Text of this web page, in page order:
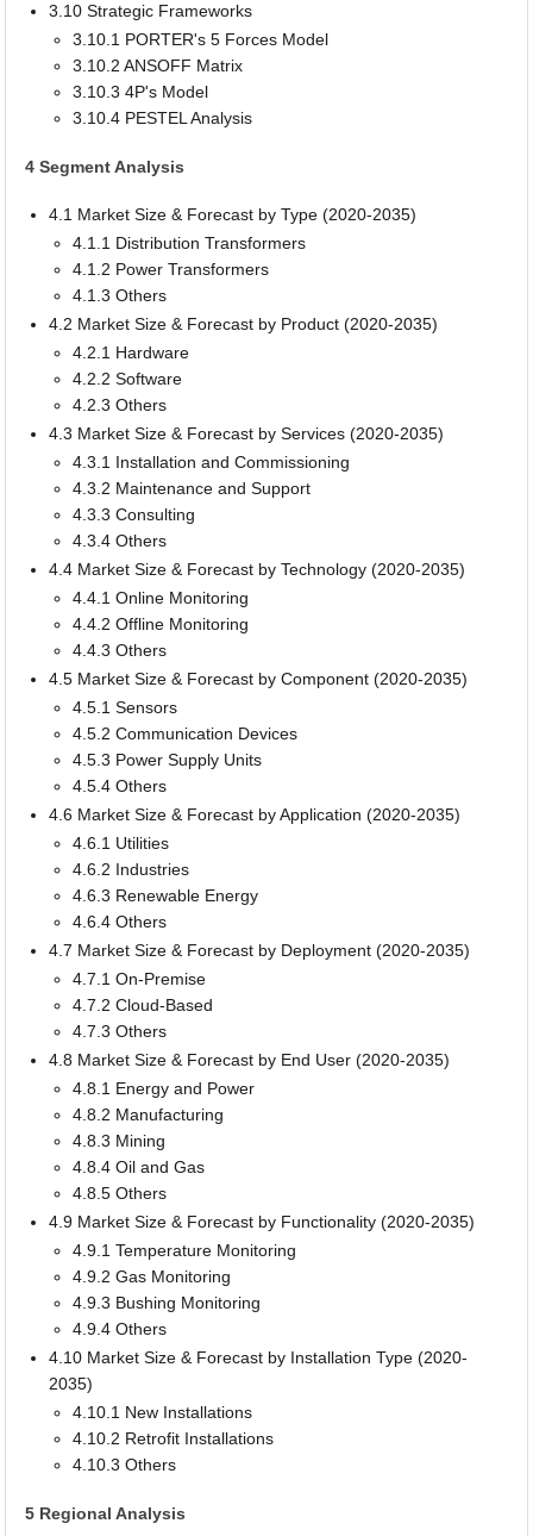
3.10 Strategic Frameworks
3.10.1 PORTER's 5 Forces Model
3.10.2 ANSOFF Matrix
3.10.3 4P's Model
3.10.4 PESTEL Analysis
4 Segment Analysis
4.1 Market Size & Forecast by Type (2020-2035)
4.1.1 Distribution Transformers
4.1.2 Power Transformers
4.1.3 Others
4.2 Market Size & Forecast by Product (2020-2035)
4.2.1 Hardware
4.2.2 Software
4.2.3 Others
4.3 Market Size & Forecast by Services (2020-2035)
4.3.1 Installation and Commissioning
4.3.2 Maintenance and Support
4.3.3 Consulting
4.3.4 Others
4.4 Market Size & Forecast by Technology (2020-2035)
4.4.1 Online Monitoring
4.4.2 Offline Monitoring
4.4.3 Others
4.5 Market Size & Forecast by Component (2020-2035)
4.5.1 Sensors
4.5.2 Communication Devices
4.5.3 Power Supply Units
4.5.4 Others
4.6 Market Size & Forecast by Application (2020-2035)
4.6.1 Utilities
4.6.2 Industries
4.6.3 Renewable Energy
4.6.4 Others
4.7 Market Size & Forecast by Deployment (2020-2035)
4.7.1 On-Premise
4.7.2 Cloud-Based
4.7.3 Others
4.8 Market Size & Forecast by End User (2020-2035)
4.8.1 Energy and Power
4.8.2 Manufacturing
4.8.3 Mining
4.8.4 Oil and Gas
4.8.5 Others
4.9 Market Size & Forecast by Functionality (2020-2035)
4.9.1 Temperature Monitoring
4.9.2 Gas Monitoring
4.9.3 Bushing Monitoring
4.9.4 Others
4.10 Market Size & Forecast by Installation Type (2020-
2035)
4.10.1 New Installations
4.10.2 Retrofit Installations
4.10.3 Others
5 Regional Analysis